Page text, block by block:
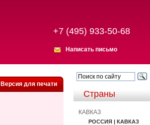
+7 (495) 933-50-68
Написать письмо
Версия для печати
Страны
КАВКАЗ
РОССИЯ | КАВКАЗ